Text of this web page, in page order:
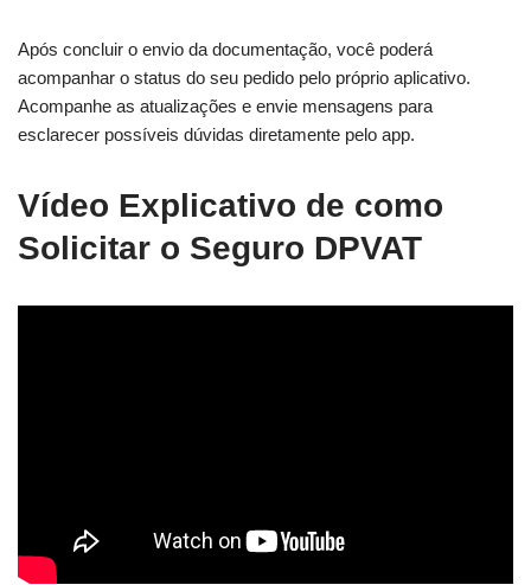
Após concluir o envio da documentação, você poderá
acompanhar o status do seu pedido pelo próprio aplicativo.
Acompanhe as atualizações e envie mensagens para
esclarecer possíveis dúvidas diretamente pelo app.
Vídeo Explicativo de como
Solicitar o Seguro DPVAT